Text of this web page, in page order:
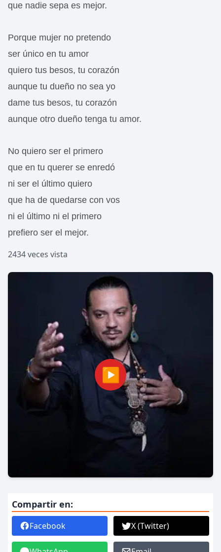
que nadie sepa es mejor.
Porque mujer no pretendo
ser único en tu amor
quiero tus besos, tu corazón
aunque tu dueño no sea yo
dame tus besos, tu corazón
aunque otro dueño tenga tu amor.
No quiero ser el primero
que en tu querer se enredó
ni ser el último quiero
que ha de quedarse con vos
ni el último ni el primero
prefiero ser el mejor.
2434 veces vista
▶
Compartir en:
Facebook X (Twitter)